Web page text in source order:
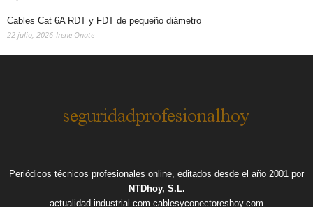
Cables Cat 6A RDT y FDT de pequeño diámetro
22 julio, 2026 Irene Onate
Periódicos técnicos profesionales online, editados desde el año 2001 por
NTDhoy, S.L.
actualidad-industrial.com cablesyconectoreshoy.com